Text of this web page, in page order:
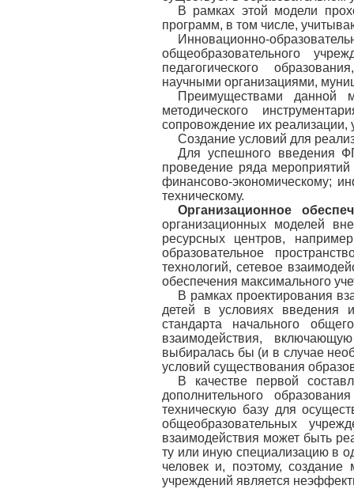
В рамках этой модели
программ, в том числе,
Инновационно-
общеобразовательного
педагогического
научными организациями,
Преимуществами данной
методического
сопровождение их реализации,
Создание условий для
Для успешного введения
проведение ряда
финансово-экономическому;
техническому.
Организационное
организационных моделей
ресурсных центров,
образовательное
технологий, сетевое
обеспечения максимального
В рамках проектирования
детей в условиях введения и
стандарта начального
взаимодействия,
выбиралась бы (и в случае
условий существования
В качестве первой
дополнительного
техническую базу для
общеобразовательных
взаимодействия может быть
ту или иную специализацию в
человек и, поэтому,
учреждений является